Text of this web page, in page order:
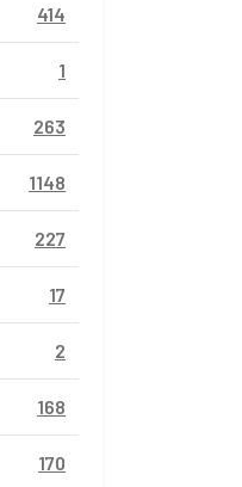
414
1
263
1148
227
17
2
168
170